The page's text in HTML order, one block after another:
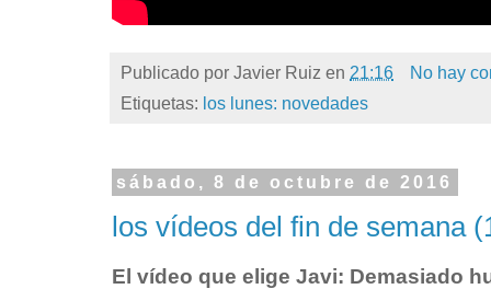
Publicado por Javier Ruiz en 21:16
No hay
Etiquetas: los lunes: novedades
sábado, 8 de octubre de 2016
los vídeos del fin de semana
El vídeo que elige Javi: Demasiado